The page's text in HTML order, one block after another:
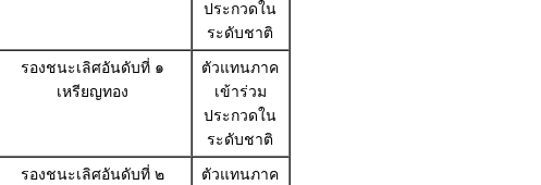
ประกวดใน
ระดับชาติ
รองชนะเลิศอันดับที่ ๑
เหรียญทอง
ตัวแทนภาค
เข้าร่วม
ประกวดใน
ระดับชาติ
รองชนะเลิศอันดับที่ ๒
ตัวแทนภาค